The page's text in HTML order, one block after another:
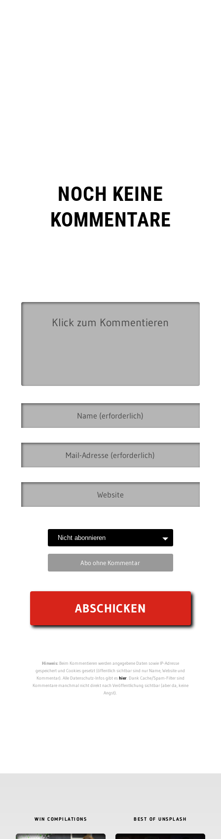
NOCH KEINE
KOMMENTARE
Abo ohne Kommentar
Hinweis:Beim Kommentieren werden angegebene Daten sowie IP-Adresse
gespeichert und Cookies gesetzt (öffentlich sichtbar sind nur Name, Website und
Kommentar). Alle Datenschutz-Infos gibt eshier. Dank Cache/Spam-Filter sind
Kommentare manchmal nicht direkt nach Veröffentlichung sichtbar (aber da, keine
Angst).
WIN COMPILATIONS BEST OF UNSPLASH